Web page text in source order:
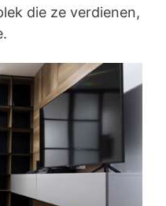
die ze verdienen,